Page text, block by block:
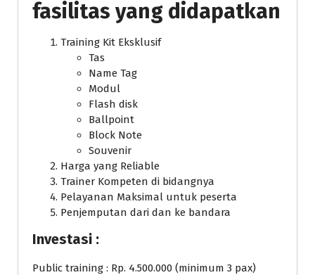
fasilitas yang didapatkan
Training Kit Eksklusif
Tas
Name Tag
Modul
Flash disk
Ballpoint
Block Note
Souvenir
Harga yang Reliable
Trainer Kompeten di bidangnya
Pelayanan Maksimal untuk peserta
Penjemputan dari dan ke bandara
Investasi :
Public training : Rp. 4.500.000 (minimum 3 pax)